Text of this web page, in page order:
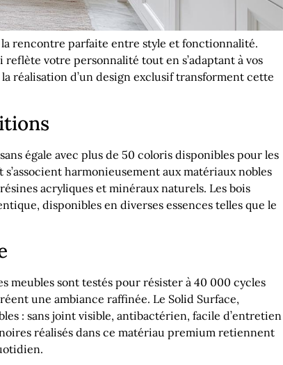
rencontre parfaite entre style et fonctionnalité.
votre personnalité tout en s’adaptant à vos
réalisation d’un design exclusif transforment cette
égale avec plus de 50 coloris disponibles pour les
harmonieusement aux matériaux nobles
acryliques et minéraux naturels. Les bois
disponibles en diverses essences telles que le
meubles sont testés pour résister à 40 000 cycles
une ambiance raffinée. Le Solid Surface,
: sans joint visible, antibactérien, facile d’entretien
réalisés dans ce matériau premium retiennent